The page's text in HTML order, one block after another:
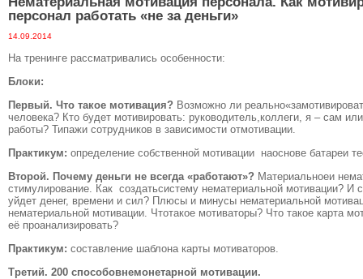
персонал работать «не за деньги»
14.09.2014
На тренинге рассматривались особенности:
Блоки:
Первый. Что такое мотивация? Возможно ли
человека? Кто будет мотивировать: руководитель,коллеги, я – сам
работы? Типажи сотрудников в зависимости отмотивации.
Практикум: определение собственной мотивации наоснове батареи
Второй. Почему деньги не всегда «работают»? Материальноеи
стимулирование. Как создатьсистему нематериальной мотивации? И
уйдет денег, времени и сил? Плюсы и минусы нематериальной
нематериальной мотивации. Чтотакое мотиваторы? Что такое карта
её проанализировать?
Практикум: составление шаблона карты мотиваторов.
Третий. 200 способовнемонетарной мотивации.